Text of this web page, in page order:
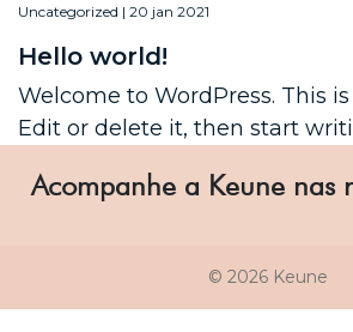
Uncategorized | 20 jan 2021
Hello world!
Welcome to WordPress. This
Edit or delete it, then start
Acompanhe a Keune nas
© 2026 Keune